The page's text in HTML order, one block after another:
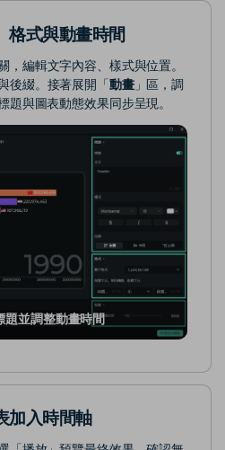
格式與動畫時間
，編輯文字內容、樣式與位置。
後綴。接著展開「 動畫」區，調
題與圖表動態效果同步呈現。
題並調整動畫時間
加入時間軸